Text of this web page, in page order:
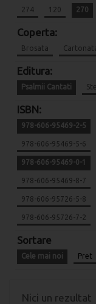
274 120 270
Coperta:
Brosata
Editura:
Psalmii Cantati
ISBN:
978-606-95469-2-5
978-606-95469-5-6
978-606-95469-0-1
978-606-95469-8-7
978-606-95726-5-8
978-606-95726-7-2
Sortare
Cele mai noi Pret
Nici un rezultat